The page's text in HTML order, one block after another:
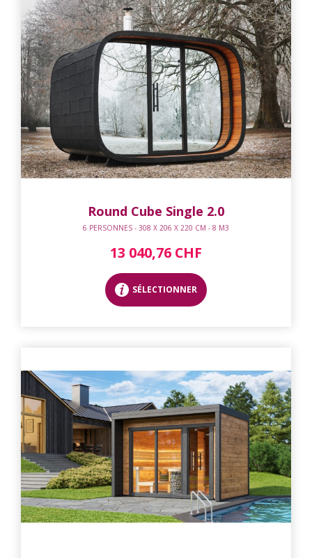
Round Cube Single 2.0
6 PERSONNES - 308 X 206 X 220 CM - 8 M3
13 040,76 CHF
SÉLECTIONNER